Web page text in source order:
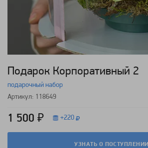
Подарок Корпоративный 2
подарочный набор
Артикул: 118649
1 500 ₽ +220
УЗНАТЬ О ПОСТУПЛЕНИИ